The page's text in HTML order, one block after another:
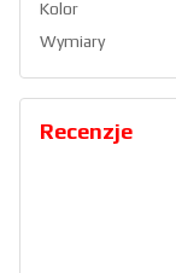
Kolor
Wymiary
Recenzje